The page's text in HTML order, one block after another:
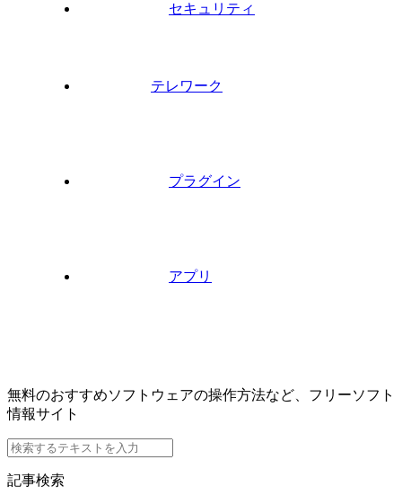
セキュリティ
テレワーク
プラグイン
アプリ
無料のおすすめソフトウェアの操作方法など、フリーソフト
情報サイト
記事検索